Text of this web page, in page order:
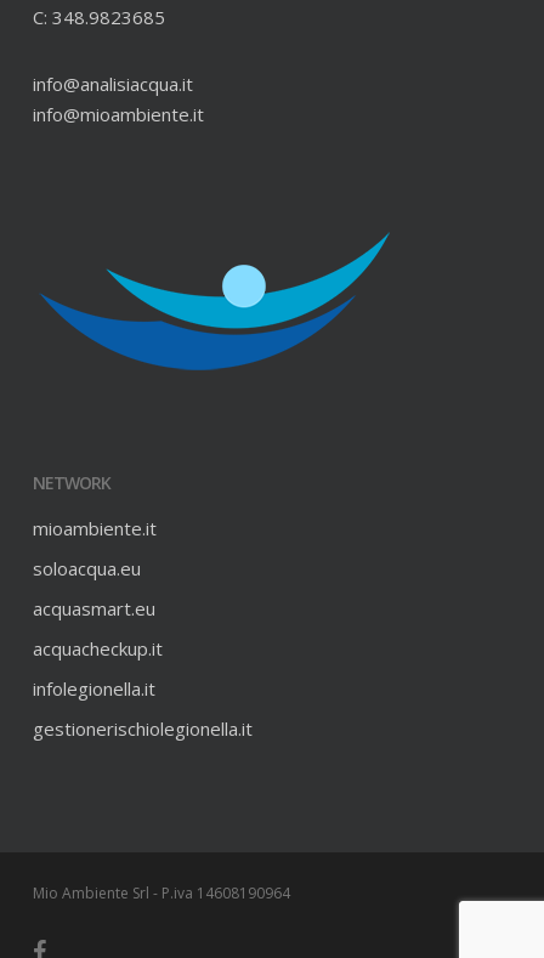
C: 348.9823685
info@analisiacqua.it
info@mioambiente.it
NETWORK
mioambiente.it
soloacqua.eu
acquasmart.eu
acquacheckup.it
infolegionella.it
gestionerischiolegionella.it
Mio Ambiente Srl - P.iva 14608190964
facebook